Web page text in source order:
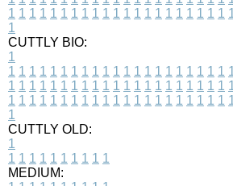
1 1 1 1 1 1 1 1 1 1 1 1 1 1 1 1 1 1 1 1 1
1
CUTTLY BIO:
1
1 1 1 1 1 1 1 1 1 1 1 1 1 1 1 1 1 1 1 1 1
1 1 1 1 1 1 1 1 1 1 1 1 1 1 1 1 1 1 1 1 1
1 1 1 1 1 1 1 1 1 1 1 1 1 1 1 1 1 1 1 1 1
1
CUTTLY OLD:
1
1 1 1 1 1 1 1 1 1 1
MEDIUM: